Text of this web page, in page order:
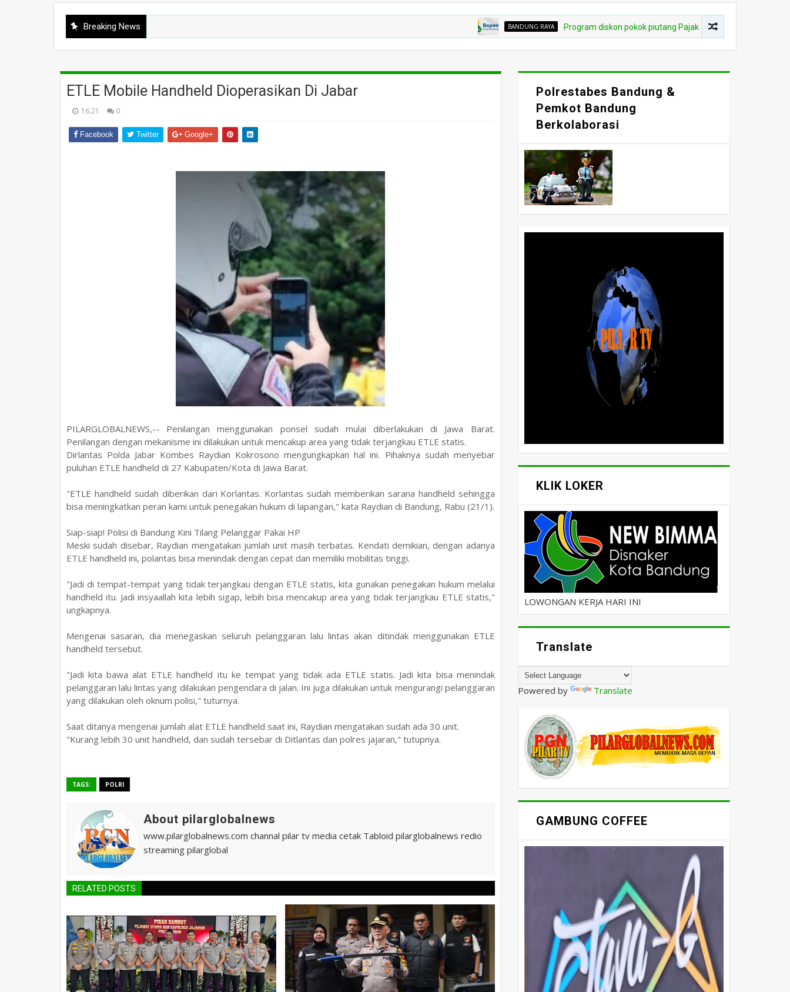
Breaking News BANDUNG RAYA Program diskon pokok piutang Pajak Bumi dan Bangunan (PBB) Di Kota
ETLE Mobile Handheld Dioperasikan Di Jabar
16.21 0
Facebook Twitter Google+
PILARGLOBALNEWS,-- Penilangan menggunakan ponsel sudah mulai diberlakukan di Jawa Barat.
Penilangan dengan mekanisme ini dilakukan untuk mencakup area yang tidak terjangkau ETLE statis.
Dirlantas Polda Jabar Kombes Raydian Kokrosono mengungkapkan hal ini. Pihaknya sudah menyebar
puluhan ETLE handheld di 27 Kabupaten/Kota di Jawa Barat.
"ETLE handheld sudah diberikan dari Korlantas. Korlantas sudah memberikan sarana handheld sehingga
bisa meningkatkan peran kami untuk penegakan hukum di lapangan," kata Raydian di Bandung, Rabu (21/1).
Siap-siap! Polisi di Bandung Kini Tilang Pelanggar Pakai HP
Meski sudah disebar, Raydian mengatakan jumlah unit masih terbatas. Kendati demikian, dengan adanya
ETLE handheld ini, polantas bisa menindak dengan cepat dan memiliki mobilitas tinggi.
"Jadi di tempat-tempat yang tidak terjangkau dengan ETLE statis, kita gunakan penegakan hukum melalui
handheld itu. Jadi insyaallah kita lebih sigap, lebih bisa mencakup area yang tidak terjangkau ETLE statis,"
ungkapnya.
Mengenai sasaran, dia menegaskan seluruh pelanggaran lalu lintas akan ditindak menggunakan ETLE
handheld tersebut.
"Jadi kita bawa alat ETLE handheld itu ke tempat yang tidak ada ETLE statis. Jadi kita bisa menindak
pelanggaran lalu lintas yang dilakukan pengendara di jalan. Ini juga dilakukan untuk mengurangi pelanggaran
yang dilakukan oleh oknum polisi," tuturnya.
Saat ditanya mengenai jumlah alat ETLE handheld saat ini, Raydian mengatakan sudah ada 30 unit.
"Kurang lebih 30 unit handheld, dan sudah tersebar di Ditlantas dan polres jajaran," tutupnya.
TAGS: POLRI
About pilarglobalnews
www.pilarglobalnews.com channal pilar tv media cetak Tabloid pilarglobalnews redio
streaming pilarglobal
RELATED POSTS
Polrestabes Bandung &
Pemkot Bandung
Berkolaborasi
KLIK LOKER
LOWONGAN KERJA HARI INI
Translate
Powered by Translate
GAMBUNG COFFEE